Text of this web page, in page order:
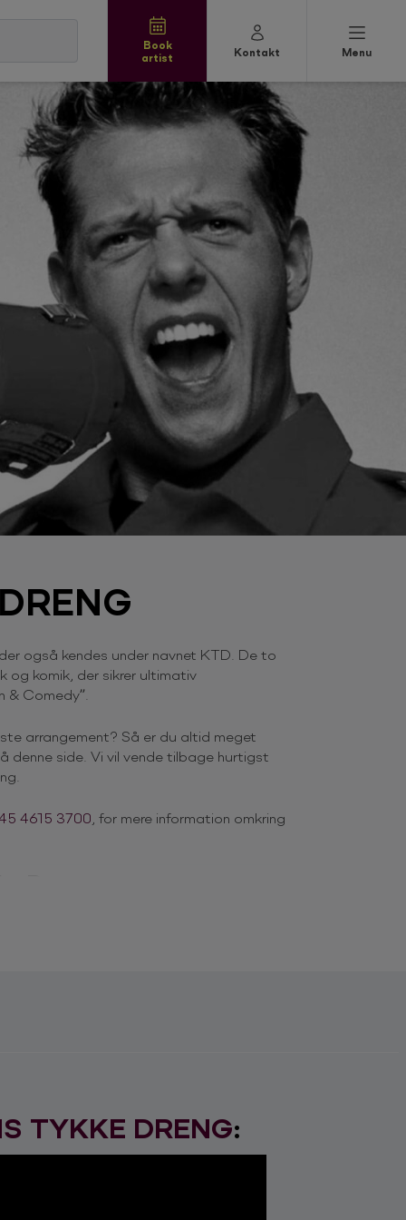
Book
artist
Kontakt Menu
også kendes under navnet KTD. De to
og komik, der sikrer ultimativ
& Comedy”.
arrangement? Så er du altid meget
denne side. Vi vil vende tilbage hurtigst
4615 3700 , for mere information omkring
Dreng
– over “Melodi Grand Prix” – til
stil, der bærer tydeligt præg af deres
i deres show, hvad enten de optræder for
fra … ?
TYKKE DRENG: